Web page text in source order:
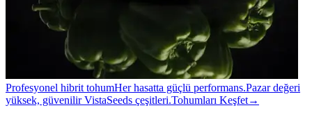
Profesyonel hibrit tohumHer hasatta güçlü performans.Pazar değeri
yüksek, güvenilir VistaSeeds çeşitleri.Tohumları Keşfet→